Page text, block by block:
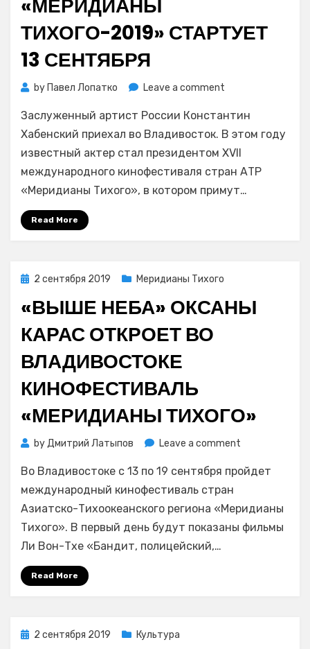
«МЕРИДИАНЫ
ТИХОГО-2019» СТАРТУЕТ
13 СЕНТЯБРЯ
by Павел Лопатко Leave a comment
кинофестиваль
«Меридианы
Тихого-2019»
13
сентября
Заслуженный артист России Константин
Хабенский приехал во Владивосток. В этом году
известный актер стал президентом XVII
международного кинофестиваля стран АТР
«Меридианы Тихого», в котором примут…
Read More
Posted
2 сентября 2019 Меридианы Тихого
«ВЫШЕ НЕБА» ОКСАНЫ
КАРАС ОТКРОЕТ ВО
ВЛАДИВОСТОКЕ
КИНОФЕСТИВАЛЬ
«МЕРИДИАНЫ ТИХОГО»
byДмитрий Латыпов Leave a comment
неба»
Карас
во
Во Владивостоке с 13 по 19 сентября пройдет
международный кинофестиваль стран
Азиатско-Тихоокеанского региона «Меридианы
Тихого». В первый день будут показаны фильмы
Ли Вон-Тхе «Бандит, полицейский,…
Read More
Posted
2 сентября 2019 Культура